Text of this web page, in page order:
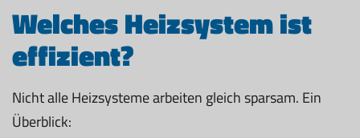
Welches Heizsystem ist
effizient?
Nicht alle Heizsysteme arbeiten gleich sparsam. Ein
Überblick: